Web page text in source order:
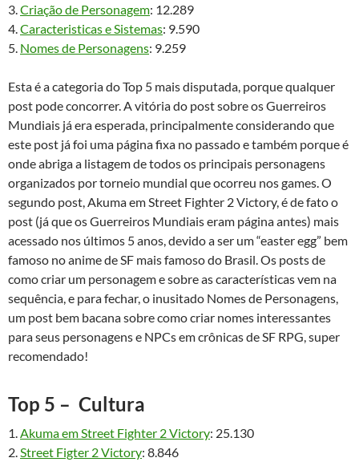
3.Criação de Personagem: 12.289
4.Caracteristicas e Sistemas: 9.590
5. Nomes de Personagens: 9.259
Esta é a categoria do Top 5 mais disputada, porque qualquer
post pode concorrer. A vitória do post sobre os Guerreiros
Mundiais já era esperada, principalmente considerando que
este post já foi uma página fixa no passado e também porque é
onde abriga a listagem de todos os principais personagens
organizados por torneio mundial que ocorreu nos games. O
segundo post, Akuma em Street Fighter 2 Victory, é de fato o
post (já que os Guerreiros Mundiais eram página antes) mais
acessado nos últimos 5 anos, devido a ser um “easter egg” bem
famoso no anime de SF mais famoso do Brasil. Os posts de
como criar um personagem e sobre as características vem na
sequência, e para fechar, o inusitado Nomes de Personagens,
um post bem bacana sobre como criar nomes interessantes
para seus personagens e NPCs em crônicas de SF RPG, super
recomendado!
Top 5 – Cultura
1.Akuma em Street Fighter 2 Victory: 25.130
2.Street Figter 2 Victory: 8.846